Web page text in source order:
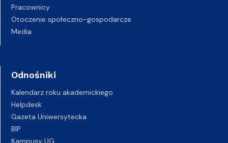
Pracownicy
Otoczenie społeczno-gospodarcze
Media
Odnośniki
Kalendarz roku akademickiego
Helpdesk
Gazeta Uniwersytecka
BIP
Kampusy UG